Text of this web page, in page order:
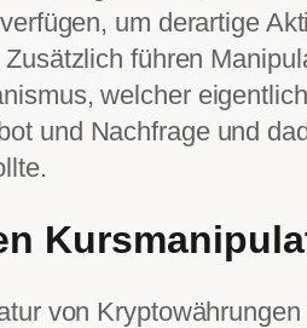
um derartige
führen
welcher
und Nachfrage und
von